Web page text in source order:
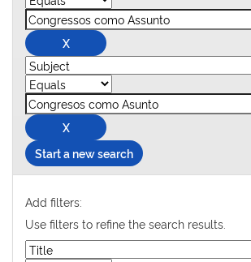
Start a new search
Add filters:
Use filters to refine the search results.